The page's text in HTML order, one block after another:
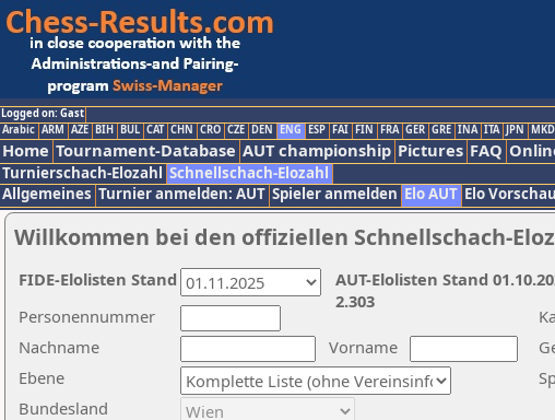
Logged on: Gast
Arabic ARM AZE BIH BUL CAT CHN CRO CZE DEN ENG ESP FAI FIN FRA GER GRE INA ITA JPN MKD
Home Tournament-Database AUT championship Pictures FAQ
Turnierschach-Elozahl Schnellschach-Elozahl
Allgemeines Turnier anmelden: AUT Spieler anmelden Elo AUT Elo Vorschau
Willkommen bei den offiziellen Schnellschach-
Nachname
Vorname
Ebene
Personennummer
Bundesland
AUT-Elolisten Stand
2.303
FIDE-Elolisten Stand